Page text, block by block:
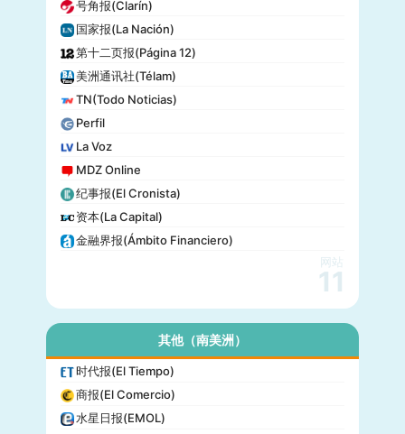
号角报(Clarín)
国家报(La Nación)
第十二页报(Página 12)
美洲通讯社(Télam)
TN(Todo Noticias)
Perfil
La Voz
MDZ Online
纪事报(El Cronista)
资本(La Capital)
金融界报(Ámbito Financiero)
网站
11
其他（南美洲）
时代报(El Tiempo)
商报(El Comercio)
水星日报(EMOL)